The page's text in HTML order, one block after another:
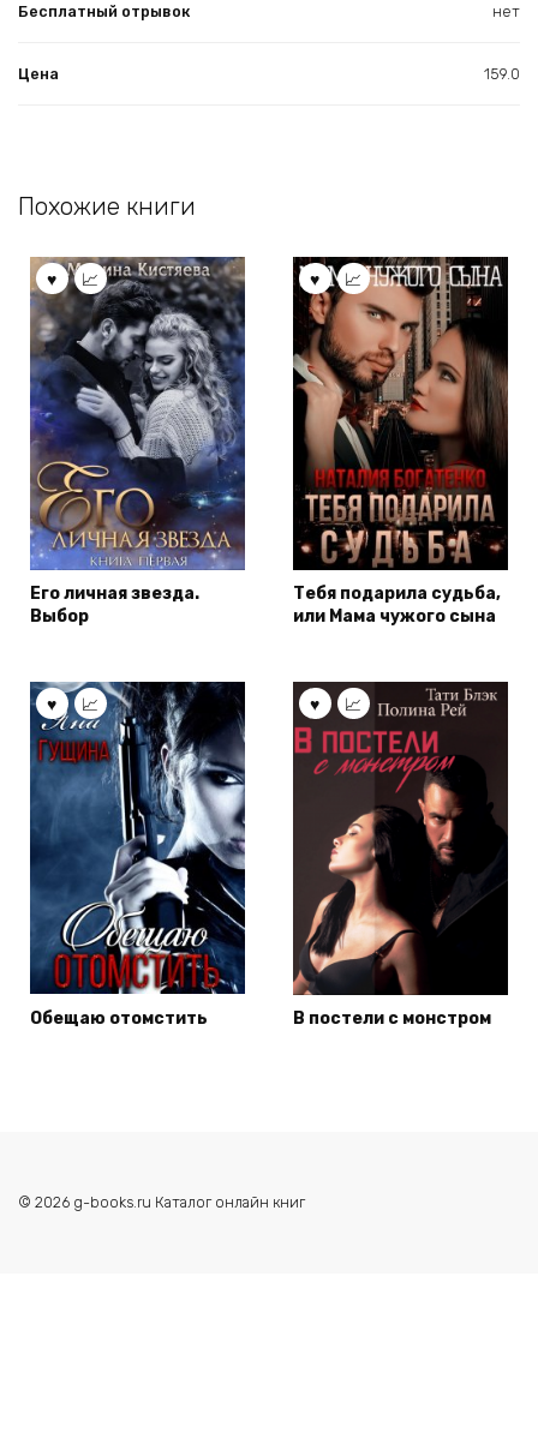
Бесплатный отрывок нет
Цена 159.0
Похожие книги
Его личная звезда.
Выбор
Тебя подарила судьба,
или Мама чужого сына
Обещаю отомстить В постели с монстром
© 2026 g-books.ru Каталог онлайн книг